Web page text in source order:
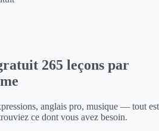
265 leçons par
anglais pro, musique — tout est
ce dont vous avez besoin.